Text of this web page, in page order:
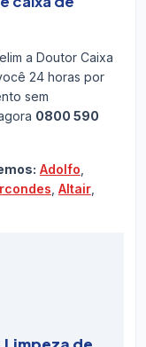
a Doutor Caixa
24 horas por
sem
0800 590
Adolfo
Altair,